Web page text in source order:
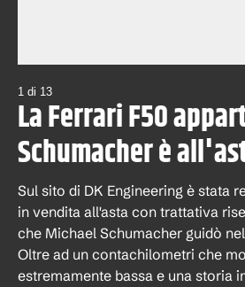
1 di 13
La Ferrari F50
Schumacher è
Sul sito di DK Engineering è stata
in vendita all'asta con trattativa
che Michael Schumacher guidò
Oltre ad un contachilometri che
estremamente bassa e una storia